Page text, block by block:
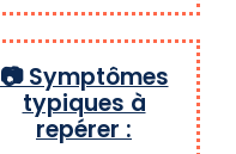
📷 Symptômes
typiques à
repérer :